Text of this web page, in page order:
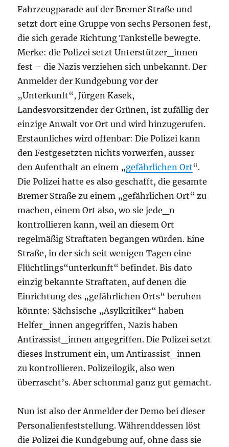
Fahrzeugparade auf der Bremer Straße und
setzt dort eine Gruppe von sechs Personen fest,
die sich gerade Richtung Tankstelle bewegte.
Merke: die Polizei setzt Unterstützer_innen
fest – die Nazis verziehen sich unbekannt. Der
Anmelder der Kundgebung vor der
„Unterkunft“, Jürgen Kasek,
Landesvorsitzender der Grünen, ist zufällig der
einzige Anwalt vor Ort und wird hinzugerufen.
Erstaunliches wird offenbar: Die Polizei kann
den Festgesetzten nichts vorwerfen, ausser
den Aufenthalt an einem „gefährlichen Ort“.
Die Polizei hatte es also geschafft, die gesamte
Bremer Straße zu einem „gefährlichen Ort“ zu
machen, einem Ort also, wo sie jede_n
kontrollieren kann, weil an diesem Ort
regelmäßig Straftaten begangen würden. Eine
Straße, in der sich seit wenigen Tagen eine
Flüchtlings“unterkunft“ befindet. Bis dato
einzig bekannte Straftaten, auf denen die
Einrichtung des „gefährlichen Orts“ beruhen
könnte: Sächsische „Asylkritiker“ haben
Helfer_innen angegriffen, Nazis haben
Antirassist_innen angegriffen. Die Polizei setzt
dieses Instrument ein, um Antirassist_innen
zu kontrollieren. Polizeilogik, also wen
überrascht’s. Aber schonmal ganz gut gemacht.
Nun ist also der Anmelder der Demo bei dieser
Personalienfeststellung. Währenddessen löst
die Polizei die Kundgebung auf, ohne dass sie